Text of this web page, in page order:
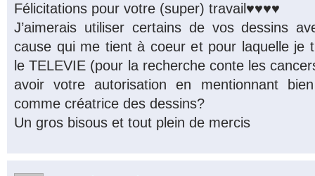
Félicitations pour votre (super) travail♥♥♥♥
J’aimerais utiliser certains de vos dessins
cause qui me tient à coeur et pour laquelle je
le TELEVIE (pour la recherche conte les
avoir votre autorisation en mentionnant
comme créatrice des dessins?
Un gros bisous et tout plein de mercis